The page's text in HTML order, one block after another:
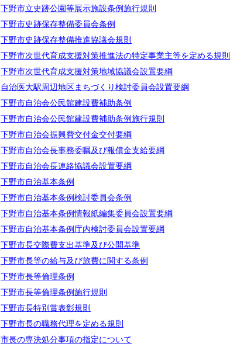
下野市立史跡公園等展示施設条例施行規則
下野市史跡保存整備委員会条例
下野市史跡保存整備推進協議会規則
下野市次世代育成支援対策推進法の特定事業主等を定める規則
下野市次世代育成支援対策地域協議会設置要綱
自治医大駅周辺地区まちづくり検討委員会設置要綱
下野市自治会公民館建設費補助条例
下野市自治会公民館建設費補助条例施行規則
下野市自治会振興費交付金交付要綱
下野市自治会長事務委嘱及び報償金支給要綱
下野市自治会長連絡協議会設置要綱
下野市自治基本条例
下野市自治基本条例検討委員会条例
下野市自治基本条例情報紙編集委員会設置要綱
下野市自治基本条例庁内検討委員会設置要綱
下野市長交際費支出基準及び公開基準
下野市長等の給与及び旅費に関する条例
下野市長等倫理条例
下野市長等倫理条例施行規則
下野市長特別賞表彰規則
下野市長の職務代理を定める規則
市長の専決処分事項の指定について